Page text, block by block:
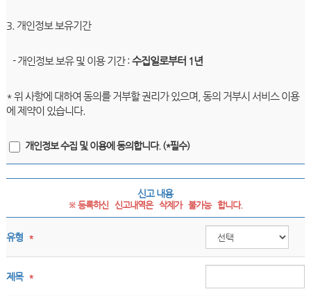
3. 개인정보 보유기간
- 개인정보 보유 및 이용 기간 : 수집일로부터 1년
* 위 사항에 대하여 동의를 거부할 권리가 있으며, 동의 거부시 서비스 이용
에 제약이 있습니다.
개인정보 수집 및 이용에 동의합니다. (*필수)
신고 내용
※ 등록하신   신고내역은   삭제가   불가능   합니다.
유형 *
제목 *